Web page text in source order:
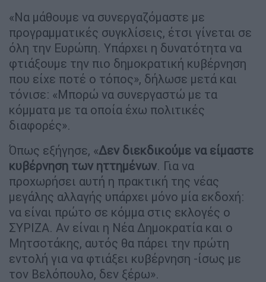
«Να μάθουμε να συνεργαζόμαστε με
προγραμματικές συγκλίσεις, έτσι γίνεται σε
όλη την Ευρώπη. Υπάρχει η δυνατότητα να
φτιάξουμε την πιο δημοκρατική κυβέρνηση
που είχε ποτέ ο τόπος», δήλωσε μετά και
τόνισε: «Μπορώ να συνεργαστώ με τα
κόμματα με τα οποία έχω πολιτικές
διαφορές».
Όπως εξήγησε, «Δεν διεκδικούμε να είμαστε
κυβέρνηση των ηττημένων. Για να
προχωρήσει αυτή η πρακτική της νέας
μεγάλης αλλαγής υπάρχει μόνο μία εκδοχή:
να είναι πρώτο σε κόμμα στις εκλογές ο
ΣΥΡΙΖΑ. Αν είναι η Νέα Δημοκρατία και ο
Μητσοτάκης, αυτός θα πάρει την πρώτη
εντολή για να φτιάξει κυβέρνηση -ίσως με
τον Βελόπουλο, δεν ξέρω».